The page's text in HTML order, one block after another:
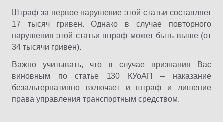
Штраф за первое нарушение этой статьи составляет
17 тысяч гривен. Однако в случае повторного
нарушения этой статьи штраф может быть выше (от
34 тысячи гривен).
Важно учитывать, что в случае признания Вас
виновным по статье 130 КУоАП – наказание
безальтернативно включает и штраф и лишение
права управления транспортным средством.